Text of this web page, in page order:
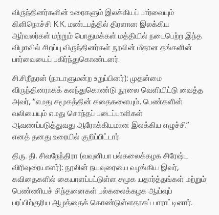
விருந்தினர்களின் உரைகளும் இலக்கியப் பார்வையும்
கிளிநொச்சி K.K. மண்டபத்தில் திரளான இலக்கிய
ஆர்வலர்கள் மற்றும் பொதுமக்கள் மத்தியில் நடைபெற்ற இந்த
விழாவில் சிறப்பு விருந்தினர்கள் நூலின் மீதான தங்களின்
பார்வையைப் பகிர்ந்துகொண்டனர்.
சி.சிறீதரன் (நாடாளுமன்ற உறுப்பினர்): முதன்மை
விருந்தினராகக் கலந்துகொண்டு நூலை வெளியிட்டு வைத்த
அவர், “எமது சமூகத்தின் கதைகளையும், பெண்களின்
வலியையும் எமது சொந்தப் படைப்பாளிகள்
ஆவணப்படுத்துவது ஆரோக்கியமான இலக்கிய எழுச்சி”
எனத் தனது உரையில் குறிப்பிட்டார்.
திரு. தி. சிவநேந்திரா (வவுனியா பல்கலைக்கழக சிரேஷ்ட
விரிவுரையாளர்): நூலின் நயவுரையை வழங்கிய இவர்,
கவிதைகளில் கையாளப்பட்டுள்ள சமூக யதார்த்தங்கள் மற்றும்
பெண்ணியச் சிந்தனைகள் பல்கலைக்கழக ஆய்வுப்
பரப்பிற்குரிய ஆழத்தைக் கொண்டுள்ளதாகப் பாராட்டினார்.